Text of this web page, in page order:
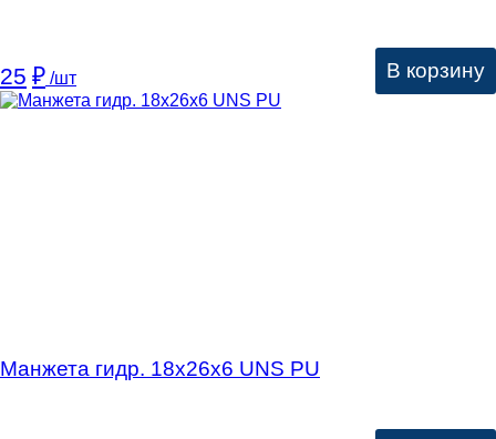
25 ₽ /шт В корзину
Манжета гидр. 18х26х6 UNS PU